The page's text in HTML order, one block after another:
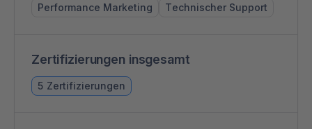
Performance Marketing
Technischer Support
Zertifizierungen insgesamt
5 Zertifizierungen